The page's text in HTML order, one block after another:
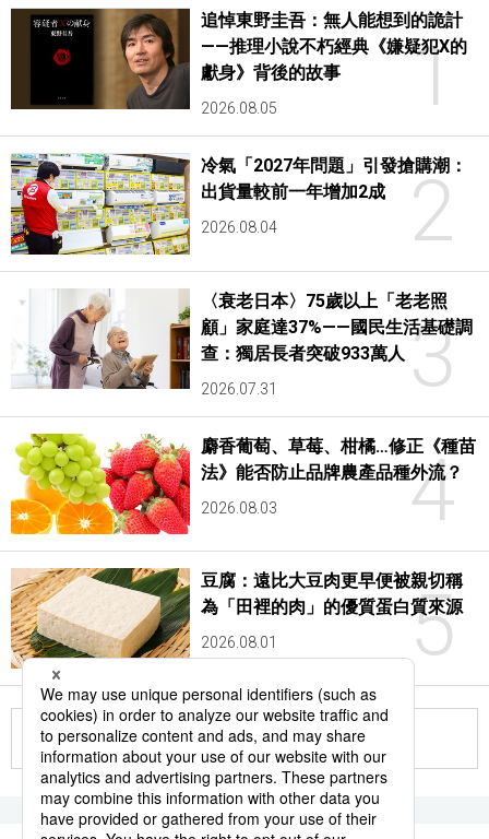
1
追悼東野圭吾：無人能想到的詭計
——推理小說不朽經典《嫌疑犯X的
獻身》背後的故事
2026.08.05
2
冷氣「2027年問題」引發搶購潮：
出貨量較前一年增加2成
2026.08.04
3
〈衰老日本〉75歲以上「老老照
顧」家庭達37%——國民生活基礎調
查：獨居長者突破933萬人
2026.07.31
4
麝香葡萄、草莓、柑橘…修正《種苗
法》能否防止品牌農產品種外流？
2026.08.03
5
豆腐：遠比大豆肉更早便被親切稱
為「田裡的肉」的優質蛋白質來源
2026.08.01
更多